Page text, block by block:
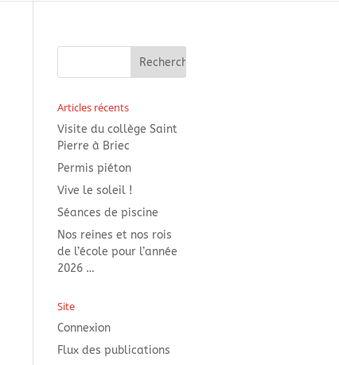
Articles récents
Visite du collège Saint
Pierre à Briec
Permis piéton
Vive le soleil !
Séances de piscine
Nos reines et nos rois
de l’école pour l’année
2026 …
Site
Connexion
Flux des publications